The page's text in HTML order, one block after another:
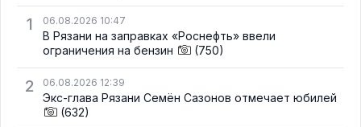
1
06.08.2026 10:47
В Рязани на заправках «Роснефть» ввели
ограничения на бензин
(750)
2 06.08.2026 12:39
Экс-глава Рязани Семён Сазонов отмечает юбилей
(632)